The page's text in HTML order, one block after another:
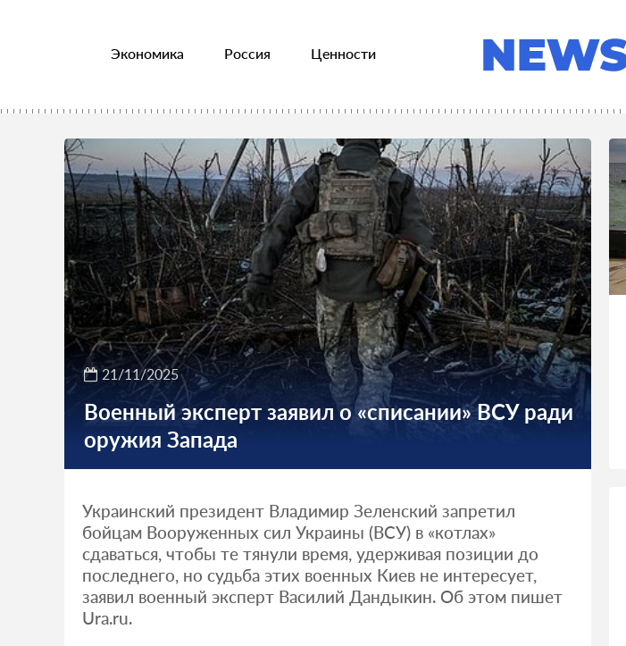
Экономика Россия Ценности
21/11/2025
Военный эксперт заявил о «списании» ВСУ ради
оружия Запада
Украинский президент Владимир Зеленский запретил
бойцам Вооруженных сил Украины (ВСУ) в «котлах»
сдаваться, чтобы те тянули время, удерживая позиции до
последнего, но судьба этих военных Киев не интересует,
заявил военный эксперт Василий Дандыкин. Об этом пишет
Ura.ru.